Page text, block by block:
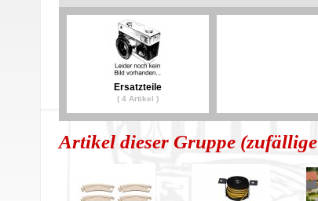
Ersatzteile
( 4 Artikel )
Artikel dieser Gruppe